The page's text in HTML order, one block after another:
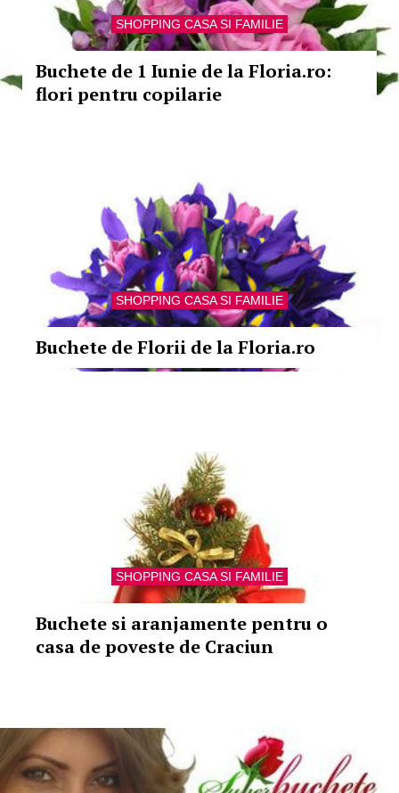
SHOPPING CASA SI FAMILIE
Buchete de 1 Iunie de la Floria.ro:
flori pentru copilarie
SHOPPING CASA SI FAMILIE
Buchete de Florii de la Floria.ro
SHOPPING CASA SI FAMILIE
Buchete si aranjamente pentru o
casa de poveste de Craciun